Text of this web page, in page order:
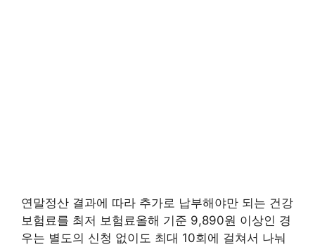
연말정산 결과에 따라 추가로 납부해야만 되는 건강
보험료를 최저 보험료올해 기준 9,890원 이상인 경
우는 별도의 신청 없이도 최대 10회에 걸쳐서 나눠